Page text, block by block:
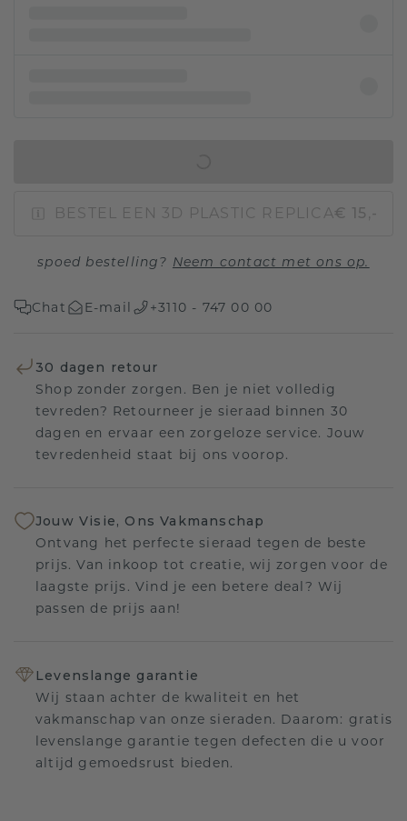
BESTEL EEN 3D PLASTIC REPLICA€ 15,-
spoed bestelling? Neem contact met ons op.
Chat E-mail +3110 - 747 00 00
30 dagen retour
Shop zonder zorgen. Ben je niet volledig
tevreden? Retourneer je sieraad binnen 30
dagen en ervaar een zorgeloze service. Jouw
tevredenheid staat bij ons voorop.
Jouw Visie, Ons Vakmanschap
Ontvang het perfecte sieraad tegen de beste
prijs. Van inkoop tot creatie, wij zorgen voor de
laagste prijs. Vind je een betere deal? Wij
passen de prijs aan!
Levenslange garantie
Wij staan achter de kwaliteit en het
vakmanschap van onze sieraden. Daarom: gratis
levenslange garantie tegen defecten die u voor
altijd gemoedsrust bieden.